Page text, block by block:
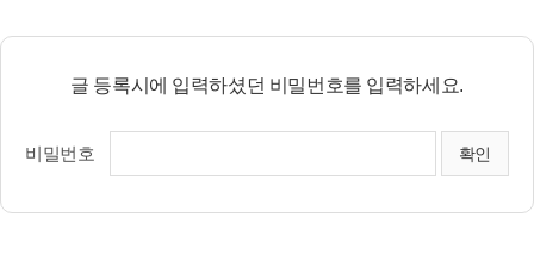
글 등록시에 입력하셨던 비밀번호를 입력하세요.
비밀번호